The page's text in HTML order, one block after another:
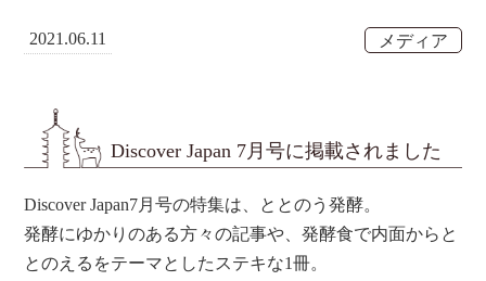
2021.06.11 メディア
Discover Japan 7月号に掲載されました
Discover Japan7月号の特集は、ととのう発酵。
発酵にゆかりのある方々の記事や、発酵食で内面からと
とのえるをテーマとしたステキな1冊。